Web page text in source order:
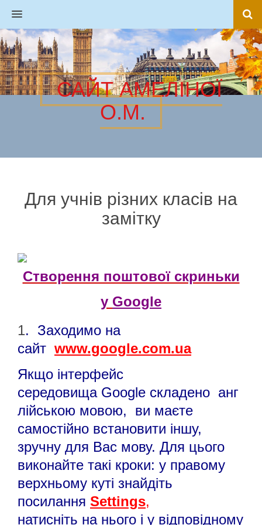
MENU
САЙТ АМЕЛІНОЇ
О.М.
Для учнів різних класів на
замітку
Створення поштової скриньки
у Google
1. Заходимо на
сайт www.google.com.ua
Якщо інтерфейс
середовища Google складено анг
лійською мовою, ви маєте
самостійно встановити іншу,
зручну для Вас мову. Для цього
виконайте такі кроки: у правому
верхньому куті знайдіть
посилання Settings,
натисніть на нього і у відповідному